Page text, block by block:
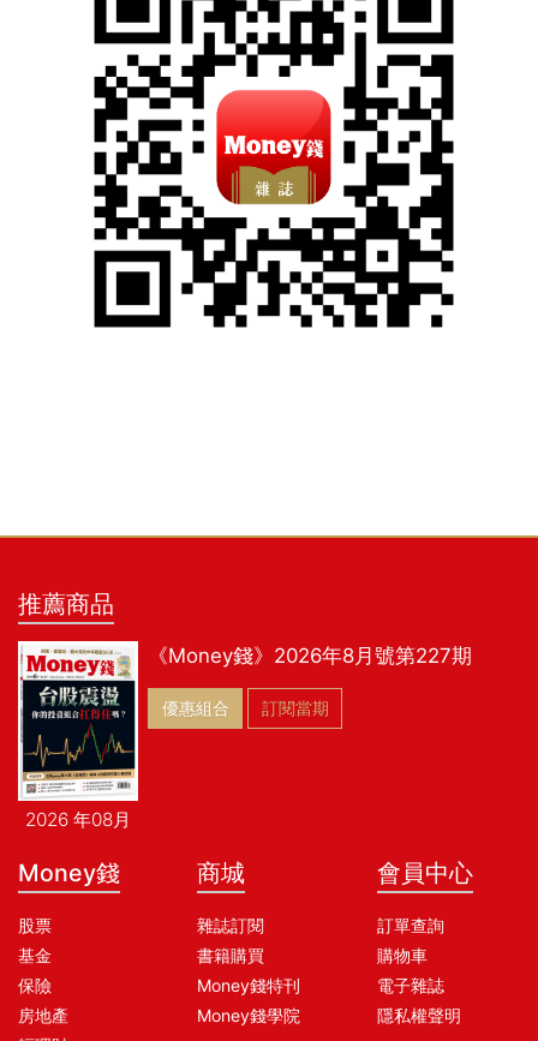
推薦商品
2026 年08月
《Money錢》2026年8月號第227期
優惠組合 訂閱當期
Money錢
股票
基金
保險
房地產
商城
雜誌訂閱
書籍購買
Money錢特刊
Money錢學院
會員中心
訂單查詢
購物車
電子雜誌
隱私權聲明